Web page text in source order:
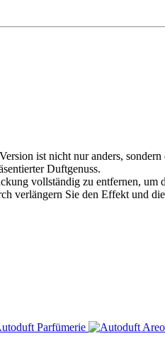
ist nicht nur anders,
Duftgenuss.
vollständig zu entfernen,
verlängern Sie den Effekt und